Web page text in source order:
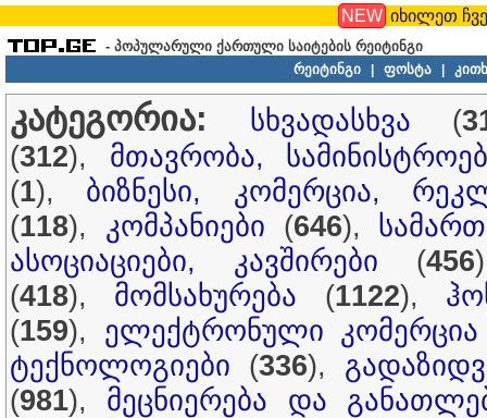
NEW იხილეთ
- პოპულარული ქართული საიტების რეიტინგი
რეიტინგი
ფოსტა
კატეგორია: სხვადასხვა (
(312), მთავრობა,
(1), ბიზნესი, კომერცია,
(118), კომპანიები (646),
ასოციაციები, კავშირები (456
(418), მომსახურება (1122),
(159), ელექტრონული კომერცია
ტექნოლოგიები (336),
(981), მეცნიერება და